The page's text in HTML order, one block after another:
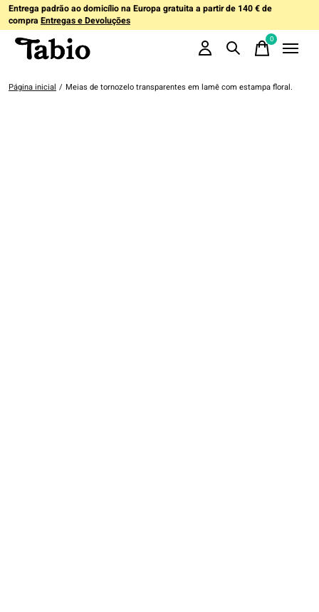
Entrega padrão ao domicílio na Europa gratuita a partir de 140 € de
compra Entregas e Devoluções
0items
Página inicial / Meias de tornozelo transparentes em lamê com estampa floral.